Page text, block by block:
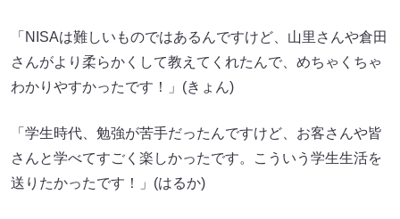
「NISAは難しいものではあるんですけど、山里さんや倉田
さんがより柔らかくして教えてくれたんで、めちゃくちゃ
わかりやすかったです！」(きょん)
「学生時代、勉強が苦手だったんですけど、お客さんや皆
さんと学べてすごく楽しかったです。こういう学生生活を
送りたかったです！」(はるか)